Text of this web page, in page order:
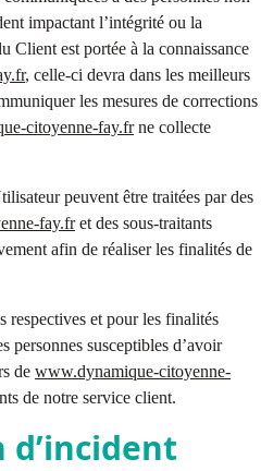
impactant l’intégrité ou la
Client est portée à la connaissance
, celle-ci devra dans les meilleurs
les mesures de corrections
citoyenne-fay.frne collecte
peuvent être traitées par des
fay.fret des sous-traitants
afin de réaliser les finalités de
respectives et pour les finalités
personnes susceptibles d’avoir
de www.dynamique-citoyenne-
de notre service client.